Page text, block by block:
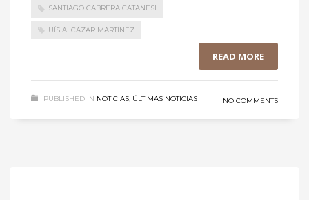
SANTIAGO CABRERA CATANESI
UÍS ALCÁZAR MARTÍNEZ
READ MORE
PUBLISHED IN NOTICIAS, ÚLTIMAS NOTICIAS NO COMMENTS